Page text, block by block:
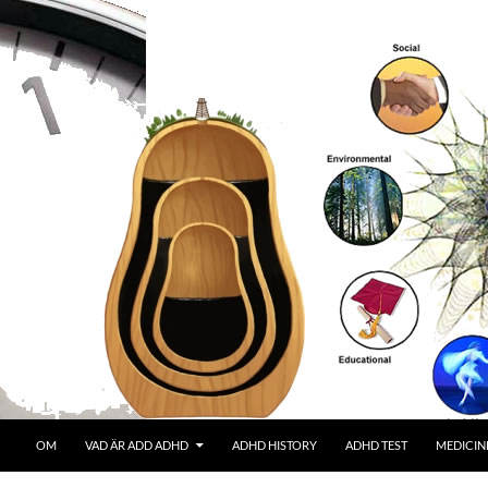
OM VAD ÄR ADD ADHD ADHD HISTORY ADHD TEST